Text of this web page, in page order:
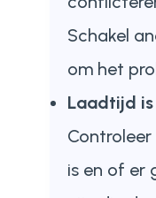
Schakel
om het
Laadtijd
is en of er